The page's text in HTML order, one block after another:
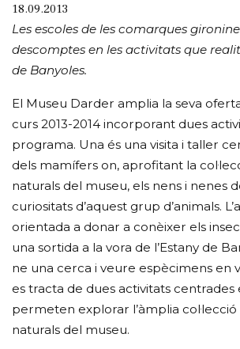
18.09.2013
Les escoles de les comarques
descomptes en les activitats que
de Banyoles.
El Museu Darder amplia la seva
curs 2013-2014 incorporant dues
programa. Una és una visita i taller
dels mamífers on, aprofitant la
naturals del museu, els nens i nenes
curiositats d’aquest grup d’animals.
orientada a donar a conèixer els
una sortida a la vora de l’Estany de
ne una cerca i veure espècimens en
es tracta de dues activitats centrades
permeten explorar l’àmplia
naturals del museu.